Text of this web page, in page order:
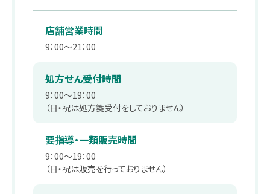
電子お薬手帳アプリ
在宅訪問管理指導
補聴器
エステティックサロン
PUDO
スギヤマカード ポイントカードでお得
会社概要
会社沿革
事業内容
取り組み：在宅事業
取り組み：学会報告
取り組み：子育て支援
キャリア採用 正社員
薬剤師職
薬剤師
キャリア採用 正社員
パート・アルバイト
ドラッグストアスタッフ・医療事務
公式アプリ
店舗営業時間
9：00～21：00
処方せん受付時間
9：00～19：00
（日・祝は処方箋受付をしておりません）
要指導・一類販売時間
9：00～19：00
（日・祝は販売を行っておりません）